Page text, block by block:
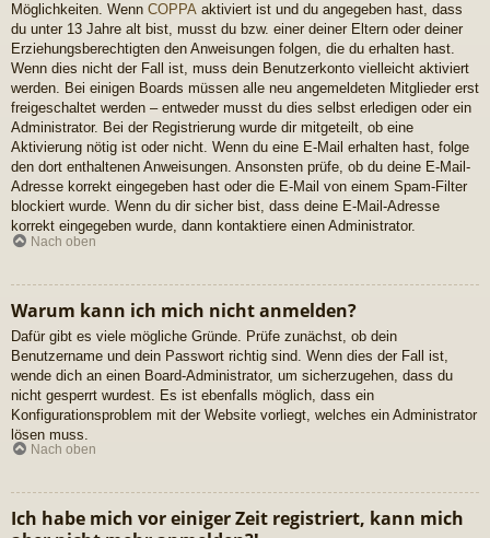
Möglichkeiten. Wenn COPPA aktiviert ist und du angegeben hast, dass
du unter 13 Jahre alt bist, musst du bzw. einer deiner Eltern oder deiner
Erziehungsberechtigten den Anweisungen folgen, die du erhalten hast.
Wenn dies nicht der Fall ist, muss dein Benutzerkonto vielleicht aktiviert
werden. Bei einigen Boards müssen alle neu angemeldeten Mitglieder erst
freigeschaltet werden – entweder musst du dies selbst erledigen oder ein
Administrator. Bei der Registrierung wurde dir mitgeteilt, ob eine
Aktivierung nötig ist oder nicht. Wenn du eine E-Mail erhalten hast, folge
den dort enthaltenen Anweisungen. Ansonsten prüfe, ob du deine E-Mail-
Adresse korrekt eingegeben hast oder die E-Mail von einem Spam-Filter
blockiert wurde. Wenn du dir sicher bist, dass deine E-Mail-Adresse
korrekt eingegeben wurde, dann kontaktiere einen Administrator.
Nach oben
Warum kann ich mich nicht anmelden?
Dafür gibt es viele mögliche Gründe. Prüfe zunächst, ob dein
Benutzername und dein Passwort richtig sind. Wenn dies der Fall ist,
wende dich an einen Board-Administrator, um sicherzugehen, dass du
nicht gesperrt wurdest. Es ist ebenfalls möglich, dass ein
Konfigurationsproblem mit der Website vorliegt, welches ein Administrator
lösen muss.
Nach oben
Ich habe mich vor einiger Zeit registriert, kann mich